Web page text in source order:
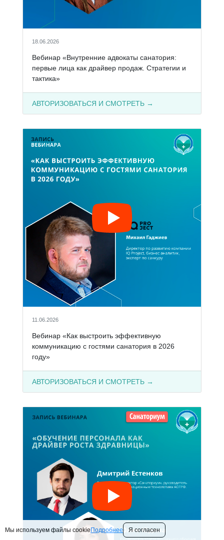
18.06.2026
Вебинар «Внутренние адвокаты санатория:
первые лица как драйвер продаж. Стратегии и
тактика»
АВТОРИЗОВАТЬСЯ И СМОТРЕТЬ →
11.06.2026
Вебинар «Как выстроить эффективную
коммуникацию с гостями санатория в 2026
году»
АВТОРИЗОВАТЬСЯ И СМОТРЕТЬ →
Мы используем файлы cookie Подробнее Я согласен